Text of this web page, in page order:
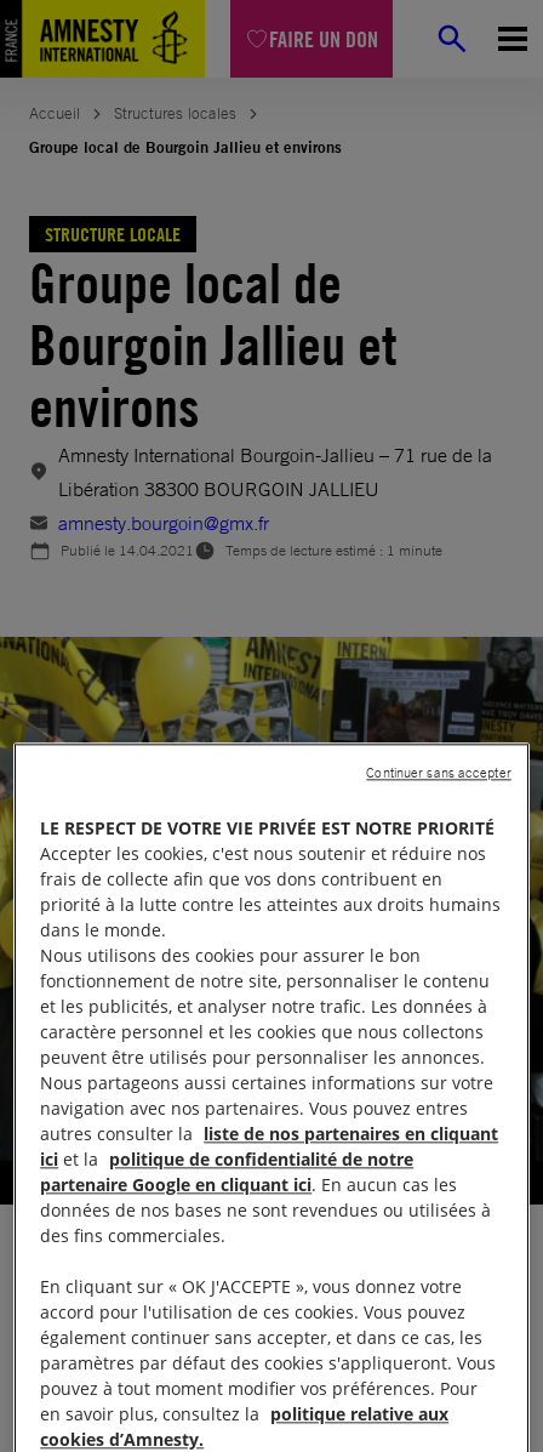
FAIRE UN DON
Aller
au
contenu
Accueil
Structures locales
Groupe local de Bourgoin Jallieu et environs
STRUCTURE LOCALE
Groupe local de
Bourgoin Jallieu et
environs
Amnesty International Bourgoin-Jallieu – 71 rue de la
Libération 38300 BOURGOIN JALLIEU
amnesty.bourgoin@gmx.fr
Publié le 14.04.2021 Temps de lecture estimé : 1 minute
Défendre les droits humains
LA VIE DU GROUPE
Présentation
LE RESPECT DE VOTRE VIE PRIVÉE EST NOTRE PRIORITÉ
Accepter les cookies, c'est nous soutenir et réduire nos
frais de collecte afin que vos dons contribuent en
priorité à la lutte contre les atteintes aux droits humains
dans le monde.
Nous utilisons des cookies pour assurer le bon
fonctionnement de notre site, personnaliser le contenu
et les publicités, et analyser notre trafic. Les données à
caractère personnel et les cookies que nous collectons
peuvent être utilisés pour personnaliser les annonces.
Nous partageons aussi certaines informations sur votre
navigation avec nos partenaires. Vous pouvez entres
autres consulter la liste de nos partenaires en cliquant
ici et la politique de confidentialité de notre
partenaire Google en cliquant ici. En aucun cas les
données de nos bases ne sont revendues ou utilisées à
des fins commerciales.
En cliquant sur « OK J'ACCEPTE », vous donnez votre
accord pour l'utilisation de ces cookies. Vous pouvez
également continuer sans accepter, et dans ce cas, les
paramètres par défaut des cookies s'appliqueront. Vous
pouvez à tout moment modifier vos préférences. Pour
en savoir plus, consultez la politique relative aux
cookies d’Amnesty.
Continuer sans accepter